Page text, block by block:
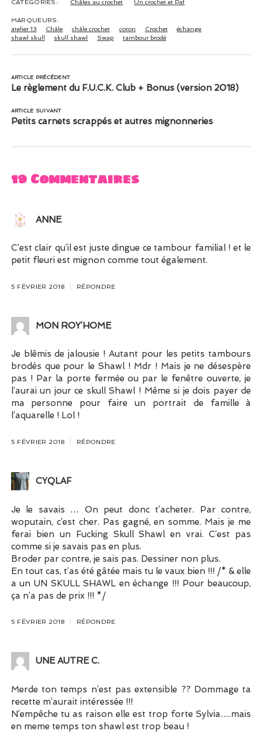
CATÉGORIES: Châles au crochet Un crochet et Paf
MARQUEURS:
atelier 13
Châle châle crochet coton Crochet
échange
shawl skull
skull shawl Swap tambour brodé
ARTICLE PRÉCÉDENT
Le règlement du F.U.C.K. Club + Bonus (version 2018)
ARTICLE SUIVANT
Petits carnets scrappés et autres mignonneries
19 Commentaires
ANNE
C’est clair qu’il est juste dingue ce tambour familial ! et le
petit fleuri est mignon comme tout également.
5 FÉVRIER 2018 RÉPONDRE
MON ROY’HOME
Je blêmis de jalousie ! Autant pour les petits tambours
brodés que pour le Shawl ! Mdr ! Mais je ne désespère
pas ! Par la porte fermée ou par le fenêtre ouverte, je
l’aurai un jour ce skull Shawl ! Même si je dois payer de
ma personne pour faire un portrait de famille à
l’aquarelle ! Lol !
5 FÉVRIER 2018 RÉPONDRE
CYQLAF
Je le savais … On peut donc t’acheter. Par contre,
woputain, c’est cher. Pas gagné, en somme. Mais je me
ferai bien un Fucking Skull Shawl en vrai. C’est pas
comme si je savais pas en plus.
Broder par contre, je sais pas. Dessiner non plus.
En tout cas, t’as été gâtée mais tu le vaux bien !!! /* & elle
a un UN SKULL SHAWL en échange !!! Pour beaucoup,
ça n’a pas de prix !!! */
5 FÉVRIER 2018 RÉPONDRE
UNE AUTRE C.
Merde ton temps n’est pas extensible ?? Dommage ta
recette m’aurait intéressée !!!
N’empêche tu as raison elle est trop forte Sylvia….mais
en meme temps ton shawl est trop beau !